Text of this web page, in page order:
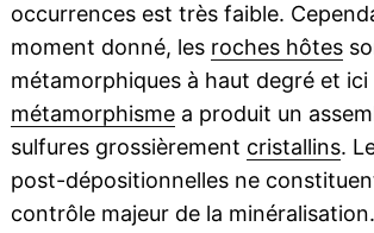
occurrences est très faible.
moment donné, les roches hôtes
métamorphiques à haut degré et ici
métamorphismea produit un
sulfures grossièrement cristallins.
post-dépositionnelles ne
contrôle majeur de la